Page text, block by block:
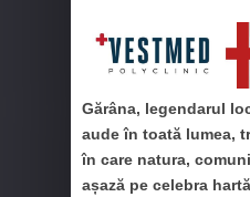
Gărâna, legendarul
aude în toată lumea,
în care natura,
așază pe celebra